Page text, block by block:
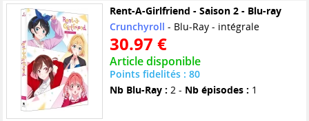
Rent-A-Girlfriend - Saison 2 - Blu-ray
Crunchyroll - Blu-Ray - intégrale
30.97 €
Article disponible
Points fidelités : 80
Nb Blu-Ray : 2 - Nb épisodes : 1